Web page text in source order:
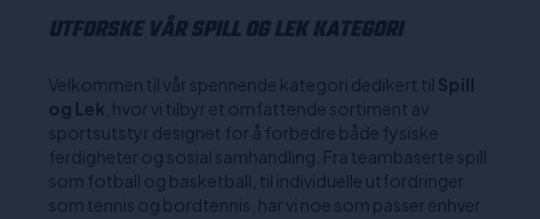
UTFORSKE VÅR SPILL OG LEK KATEGORI
Velkommen til vår spennende kategori dedikert til Spill
og Lek , hvor vi tilbyr et omfattende sortiment av
sportsutstyr designet for å forbedre både fysiske
ferdigheter og sosial samhandling. Fra teambaserte spill
som fotball og basketball, til individuelle utfordringer
som tennis og bordtennis, har vi noe som passer enhver